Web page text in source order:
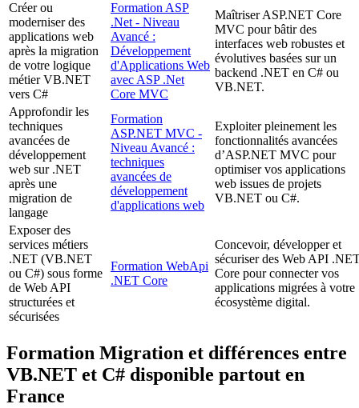
Créer ou
moderniser des
applications web
après la migration
de votre logique
métier VB.NET
vers C#
Formation ASP
.Net - Niveau
Avancé :
Développement
d'Applications Web
avec ASP .Net
Core MVC
Maîtriser ASP.NET Core
MVC pour bâtir des
interfaces web robustes et
évolutives basées sur un
backend .NET en C# ou
VB.NET.
Approfondir les
techniques
avancées de
développement
web sur .NET
après une
migration de
langage
Formation
ASP.NET MVC -
Niveau Avancé :
techniques
avancées de
développement
d'applications web
Exploiter pleinement les
fonctionnalités avancées
d’ASP.NET MVC pour
optimiser vos applications
web issues de projets
VB.NET ou C#.
Exposer des
services métiers
.NET (VB.NET
ou C#) sous forme
de Web API
structurées et
sécurisées
Formation WebApi
.NET Core
Concevoir, développer et
sécuriser des Web API
Core pour connecter vos
applications migrées à votre
écosystème digital.
Formation Migration et différences entre
VB.NET et C# disponible partout en
France